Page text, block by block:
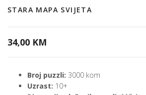
STARA MAPA SVIJETA
34,00 KM
Broj puzzli: 3000 kom
Uzrast: 10+